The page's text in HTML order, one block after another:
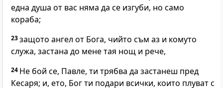
една душа от вас няма да се изгуби, но само
кораба;
23защото ангел от Бога, чийто съм аз и комуто
служа, застана до мене тая нощ и рече,
24 Не бой се, Павле, ти трябва да застанеш пред
Кесаря; и, ето, Бог ти подари всички, които плуват с